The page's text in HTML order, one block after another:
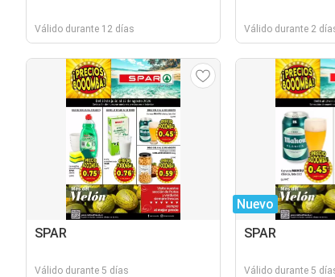
Válido durante 12 días Válido durante 2
SPAR
Válido durante 5 días
Nuevo
SPAR
Válido durante 5